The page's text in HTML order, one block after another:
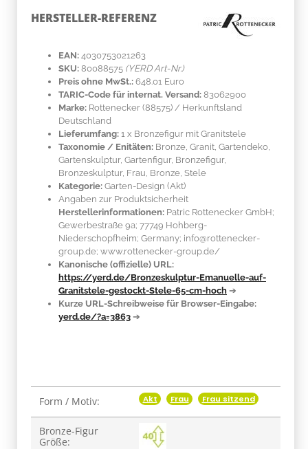
HERSTELLER-REFERENZ
EAN: 4030753021263
SKU: 80088575 (YERD Art-Nr.)
Preis ohne MwSt.: 648.01 Euro
TARIC-Code für internat. Versand: 83062900
Marke: Rottenecker (88575) / Herkunftsland
Deutschland
Lieferumfang: 1 x Bronzefigur mit Granitstele
Taxonomie / Enitäten: Bronze, Granit , Gartendeko,
Gartenskulptur, Gartenfigur, Bronzefigur,
Bronzeskulptur, Frau, Bronze, Stele
Kategorie: Garten-Design (Akt)
Angaben zur Produktsicherheit
Herstellerinformationen: Patric Rottenecker GmbH;
Gewerbestraße 9a; 77749 Hohberg-
Niederschopfheim; Germany; info@rottenecker-
group.de; www.rottenecker-group.de/
Kanonische (offizielle) URL:
https://yerd.de/Bronzeskulptur-Emanuelle-auf-
Granitstele-gestockt-Stele-65-cm-hoch ➔
Kurze URL-Schreibweise für Browser-Eingabe:
yerd.de/?a=3863 ➔
Produkteigenschaft
Wert
Form / Motiv: Akt Frau Frau sitzend
Bronze-Figur
Größe: